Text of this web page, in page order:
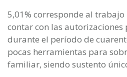
5,01% corresponde al
contar con las autorizaciones
durante el período de
pocas herramientas para
familiar, siendo sustento